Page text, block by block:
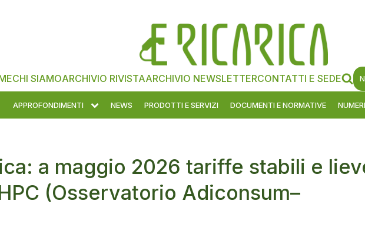
CHI SIAMOARCHIVIO RIVISTAARCHIVIO NEWSLETTERCONTATTI E SEDE
APPROFONDIMENTI NEWS PRODOTTI E SERVIZI DOCUMENTI E NORMATIVE
a maggio 2026 tariffe stabili e
(Osservatorio Adiconsum–